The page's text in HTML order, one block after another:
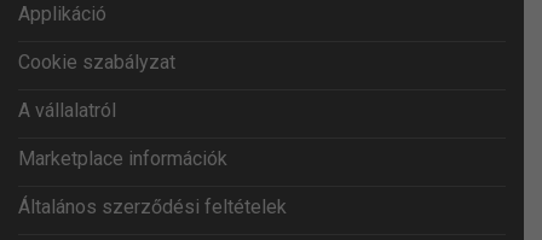
Applikáció
Cookie szabályzat
A vállalatról
Marketplace információk
Általános szerződési feltételek